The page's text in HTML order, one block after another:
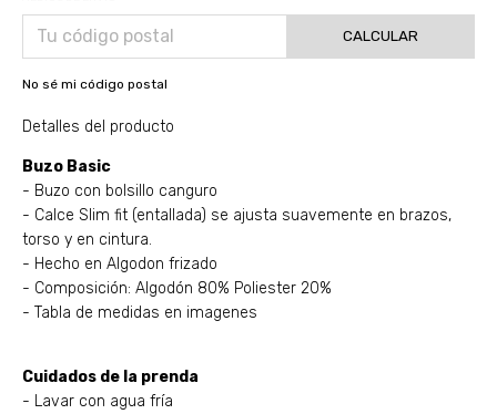
CALCULAR
No sé mi código postal
Detalles del producto
Buzo Basic
- Buzo con bolsillo canguro
- Calce Slim fit (entallada) se ajusta suavemente en brazos,
torso y en cintura.
- Hecho en Algodon frizado
- Composición: Algodón 80% Poliester 20%
- Tabla de medidas en imagenes
Cuidados de la prenda
- Lavar con agua fría